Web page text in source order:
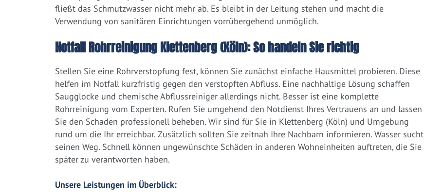
fließt das Schmutzwasser nicht mehr ab. Es bleibt in der Leitung stehen und macht die
Verwendung von sanitären Einrichtungen vorrübergehend unmöglich.
Notfall Rohrreinigung Klettenberg (Köln): So handeln Sie richtig
Stellen Sie eine Rohrverstopfung fest, können Sie zunächst einfache Hausmittel probieren. Diese
helfen im Notfall kurzfristig gegen den verstopften Abfluss. Eine nachhaltige Lösung schaffen
Saugglocke und chemische Abflussreiniger allerdings nicht. Besser ist eine komplette
Rohrreinigung vom Experten. Rufen Sie umgehend den Notdienst Ihres Vertrauens an und lassen
Sie den Schaden professionell beheben. Wir sind für Sie in Klettenberg (Köln) und Umgebung
rund um die Ihr erreichbar. Zusätzlich sollten Sie zeitnah Ihre Nachbarn informieren. Wasser sucht
seinen Weg. Schnell können ungewünschte Schäden in anderen Wohneinheiten auftreten, die Sie
später zu verantworten haben.
Unsere Leistungen im Überblick: